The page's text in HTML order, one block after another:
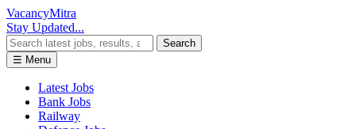
VacancyMitra
Stay Updated...
Search
☰ Menu
Latest Jobs
Bank Jobs
Railway